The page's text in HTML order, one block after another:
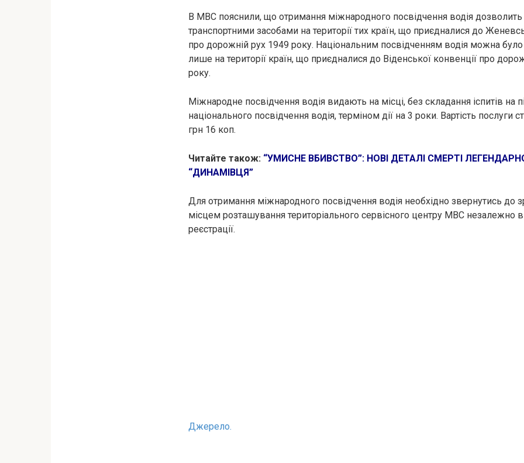
В МВС пояснили, що отримання міжнародного посвідчення водія дозволить
транспортними засобами на території тих країн, що приєдналися до
про дорожній рух 1949 року. Національним посвідченням водія можна було
лише на території країн, що приєдналися до Віденської конвенції про
року.
Міжнародне посвідчення водія видають на місці, без складання іспитів на
національного посвідчення водія, терміном дії на 3 роки. Вартість послуги
грн 16 коп.
Читайте також: “УМИСНЕ ВБИВСТВО”: НОВІ ДЕТАЛІ СМЕРТІ
“ДИНАМІВЦЯ”
Для отримання міжнародного посвідчення водія необхідно звернутись до
місцем розташування територіального сервісного центру МВС незалежно
реєстрації.
Джерело.